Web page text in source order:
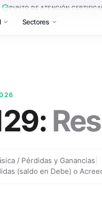
Sectores
PUNTO DE ATENCIÓN
:
/ Pérdidas y Ganancias
(saldo en Debe) o